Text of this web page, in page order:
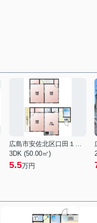
広島市安佐北区口田１丁目
3DK (50.00㎡)
5.5万円